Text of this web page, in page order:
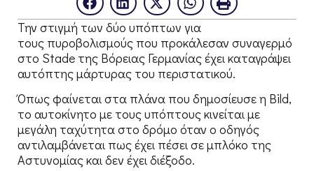
Την στιγμή των δύο υπόπτων για
τους πυροβολισμούς που προκάλεσαν συναγερμό
στο Stade της Βόρειας Γερμανίας έχει καταγράψει
αυτόπτης μάρτυρας του περιστατικού.
Όπως φαίνεται στα πλάνα που δημοσίευσε η Bild,
το αυτοκίνητο με τους υπόπτους κινείται με
μεγάλη ταχύτητα στο δρόμο όταν ο οδηγός
αντιλαμβάνεται πως έχει πέσει σε μπλόκο της
Αστυνομίας και δεν έχει διέξοδο.